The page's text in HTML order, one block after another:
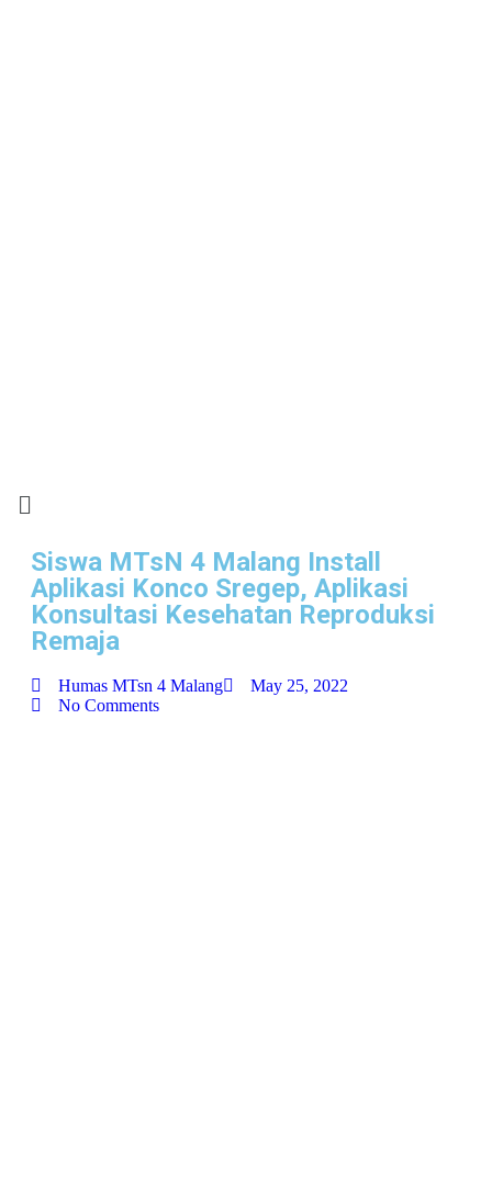
Siswa MTsN 4 Malang Install
Aplikasi Konco Sregep, Aplikasi
Konsultasi Kesehatan Reproduksi
Remaja
Humas MTsn 4 Malang
May 25, 2022
No Comments